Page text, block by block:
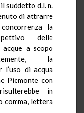
suddetto d.l. n.
di attrarre
la
delle
acque a scopo
la
l’uso di acqua
Piemonte con
in
comma, lettera